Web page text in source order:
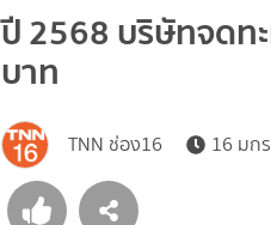
ปี 2568 บริษัทจดท
บาท
TNN ช่อง16 16 มก